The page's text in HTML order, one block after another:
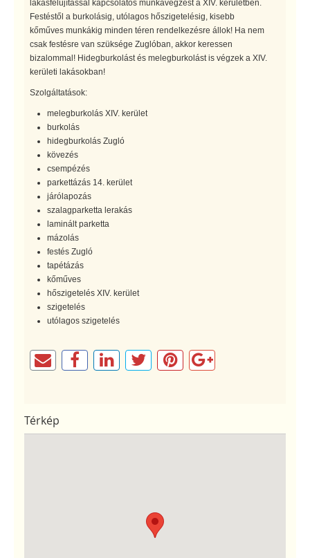
lakásfelújítással kapcsolatos munkavégzést a XIV. kerületben.
Festéstől a burkolásig, utólagos hőszigetelésig, kisebb
kőműves munkákig minden téren rendelkezésre állok! Ha nem
csak festésre van szüksége Zuglóban, akkor keressen
bizalommal! Hidegburkolást és melegburkolást is végzek a XIV.
kerületi lakásokban!
Szolgáltatások:
melegburkolás XIV. kerület
burkolás
hidegburkolás Zugló
kövezés
csempézés
parkettázás 14. kerület
járólapozás
szalagparketta lerakás
laminált parketta
mázolás
festés Zugló
tapétázás
kőműves
hőszigetelés XIV. kerület
szigetelés
utólagos szigetelés
Térkép